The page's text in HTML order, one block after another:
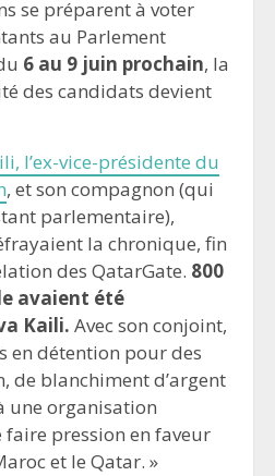
se préparent à voter
au Parlement
6 au 9 juin prochain, la
des candidats devient
l’ex-vice-présidente du
, et son compagnon (qui
parlementaire),
la chronique, fin
des QatarGate. 800
avaient été
Kaili. Avec son conjoint,
en détention pour des
de blanchiment d’argent
une organisation
pression en faveur
et le Qatar. »